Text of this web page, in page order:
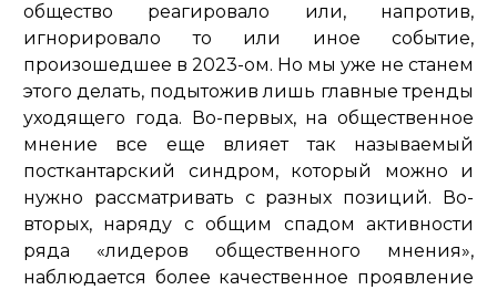
общество реагировало или, напротив,
игнорировало то или иное событие,
произошедшее в 2023-ом. Но мы уже не станем
этого делать, подытожив лишь главные тренды
уходящего года. Во-первых, на общественное
мнение все еще влияет так называемый
посткантарский синдром, который можно и
нужно рассматривать с разных позиций. Во-
вторых, наряду с общим спадом активности
ряда «лидеров общественного мнения»,
наблюдается более качественное проявление